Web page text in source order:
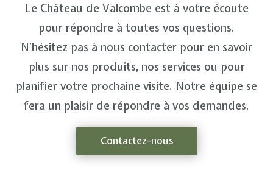
Le Château de Valcombe est à votre écoute
pour répondre à toutes vos questions.
N’hésitez pas à nous contacter pour en savoir
plus sur nos produits, nos services ou pour
planifier votre prochaine visite. Notre équipe se
fera un plaisir de répondre à vos demandes.
Contactez-nous